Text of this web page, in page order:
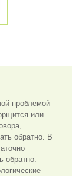
проблемой
или
обратно. В
обратно.